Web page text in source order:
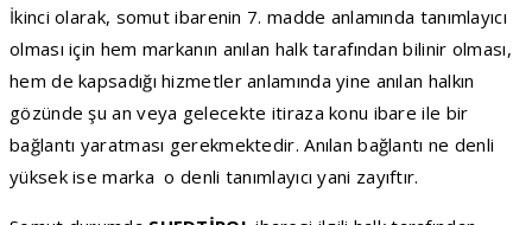
İkinci olarak, somut ibarenin 7. madde anlamında tanımlayıcı
olması için hem markanın anılan halk tarafından bilinir olması,
hem de kapsadığı hizmetler anlamında yine anılan halkın
gözünde şu an veya gelecekte itiraza konu ibare ile bir
bağlantı yaratması gerekmektedir. Anılan bağlantı ne denli
yüksek ise marka o denli tanımlayıcı yani zayıftır.